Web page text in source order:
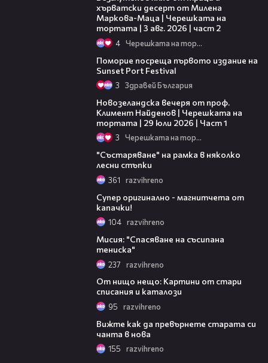
хърватски десерт от Милена
Маркова-Маца | Черешката на
тортата | 3 авг. 2026 | част 2
4 Черешката на тортата
Поморие посреща първото издание на
Sunset Port Festival
3 Здравей България
Новозеландска вечеря от проф.
Климент Найденов | Черешката на
тортата | 29 юли 2026 | Част 1
3 Черешката на тортата
"Състаряване" на рамка в няколко
лесни стъпки
361 razvihreno
Супер оригинално - магнитчета от
капачки!
104 razvihreno
Мисия: "Спасяване на съсипана
тениска"
237 razvihreno
От нищо нещо: Картини от стари
списания и каталози
95 razvihreno
Вижте как да превърнете старата си
чанта в нова
155 razvihreno